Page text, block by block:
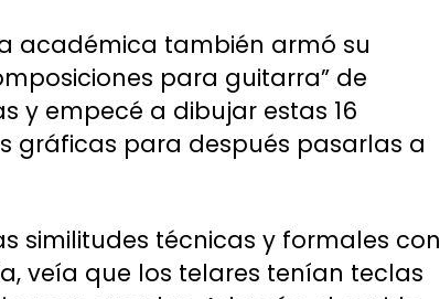
académica también armó su
para guitarra” de
y empecé a dibujar estas 16
gráficas para después pasarlas a
similitudes técnicas y formales con
veía que los telares tenían teclas